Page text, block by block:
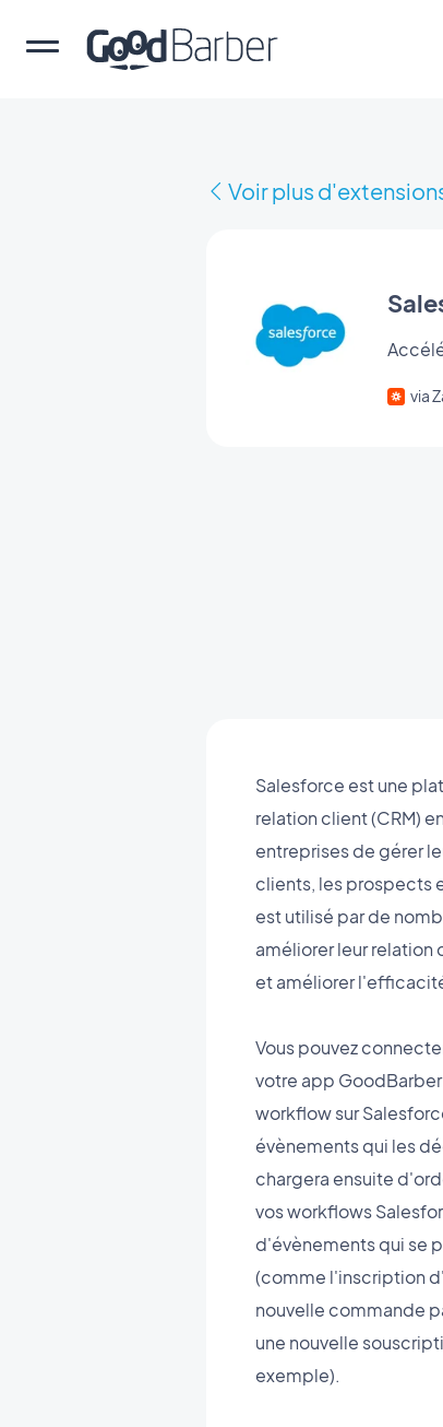
Voir plus
via
Salesforce est une
relation client (CRM)
entreprises de gérer
clients, les prospects
est utilisé par de
améliorer leur relation
et améliorer
Vous pouvez
votre app
workflow sur
évènements qui les
chargera ensuite
vos workflows
d'évènements qui se
(comme l'inscription
nouvelle commande
une nouvelle
exemple).